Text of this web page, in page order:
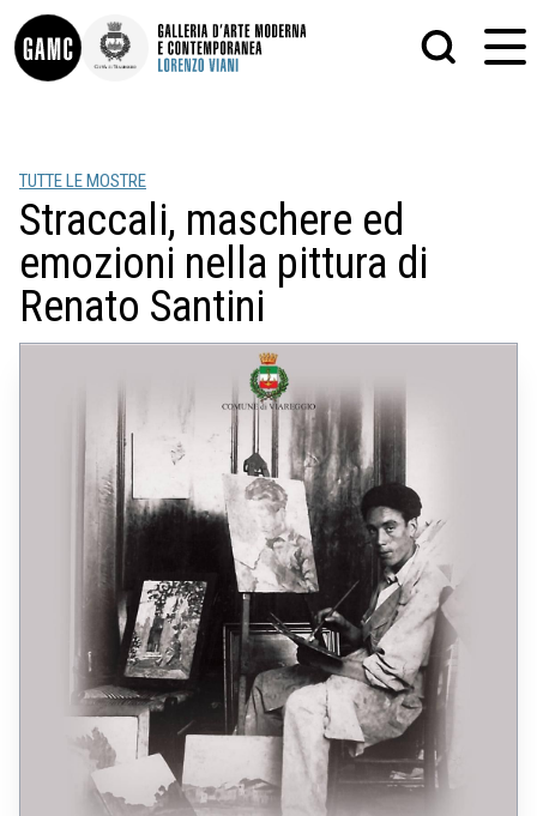
INFO
CONTATTI
DIDATTICA
LE COLLEZIONI
GLI AUTORI
LORENZO VIANI
PALAZZO DELLE MUSE
PITTURA
SCULTURA
STAMPA
ALTRO
MATRICI XILOGRAFICHE
FOTOGRAFIA
TUTTE LE MOSTRE
Straccali, maschere ed
emozioni nella pittura di
Renato Santini